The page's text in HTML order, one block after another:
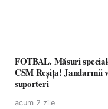
FOTBAL. Măsuri
CSM Reșița! Jandarmii
suporteri
acum 2 zile